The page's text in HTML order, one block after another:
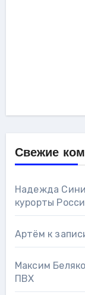
Свежие
Надежда
курорты
Артём к
Максим
ПВХ